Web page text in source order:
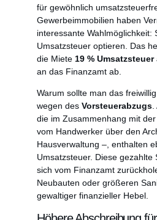
für gewöhnlich
Gewerbeimmobilien haben
interessante Wahlmöglichkeit:
Umsatzsteuer optieren. Das
die Miete 19 % Umsatzsteuer
an das Finanzamt ab.
Warum sollte man das
wegen des Vorsteuerabzugs
die im Zusammenhang mit
vom Handwerker über den
Hausverwaltung –, enthalten
Umsatzsteuer. Diese gezahlte
sich vom Finanzamt
Neubauten oder größeren
gewaltiger finanzieller Hebel.